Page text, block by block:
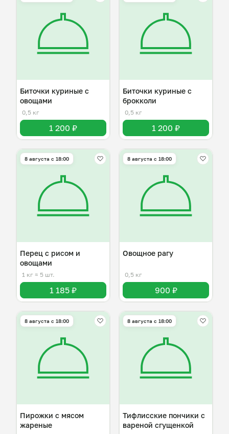
Биточки куриные с
овощами
0,5 кг
1 200 ₽
Биточки куриные с
брокколи
0,5 кг
1 200 ₽
8 августа с 18:00
Перец с рисом и
овощами
1 кг ≈ 5 шт.
1 185 ₽
8 августа с 18:00
Овощное рагу
0,5 кг
900 ₽
8 августа с 18:00
Пирожки с мясом
жареные
8 августа с 18:00
Тифлисские пончики с
вареной сгущенкой